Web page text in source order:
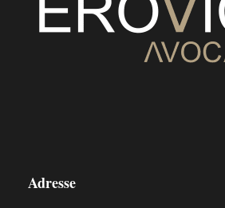
Adresse